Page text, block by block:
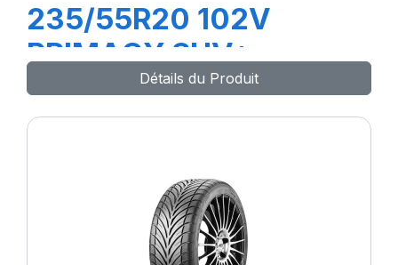
235/55R20 102V
PRIMACY SUV+
Détails du Produit